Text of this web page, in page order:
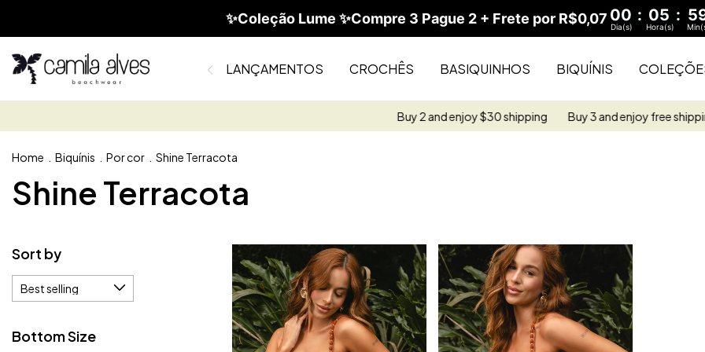
✨Coleção Lume ✨Compre 3 Pague 2 + Frete por R$0,07 00 : 05 :
Dia(s) Hora(s)
LANÇAMENTOS CROCHÊS BASIQUINHOS BIQUÍNIS
Buy 2 and enjoy $30 shipping Buy 3 and enjoy free shipping
Home Biquínis Por cor Shine Terracota
Shine Terracota
Sort by
Bottom Size